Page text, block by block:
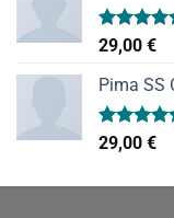
Valorado
con
de 5
29,00 €
Pima SS
Valorado
con
29,00 €